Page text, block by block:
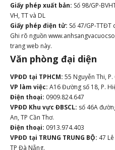
Giấy phép xuất bản: Số 98/GP-
VH, TT và DL
Giấy phép điện tử: Số 47/GP-
Ghi rõ nguồn
trang web này.
Văn phòng đại diện
VPĐD tại TPHCM: 55 Nguyễn Thi, P.
VP làm việc: A16 Đường số 18, P.
Điện thoại: 0909.824.647
VPĐD Khu vực ĐBSCL: số 46A
An, TP Cần Thơ.
Điện thoại: 0913.974.403
VPĐD tại TRUNG TRUNG BỘ: 47
TP Đà Nẵng.